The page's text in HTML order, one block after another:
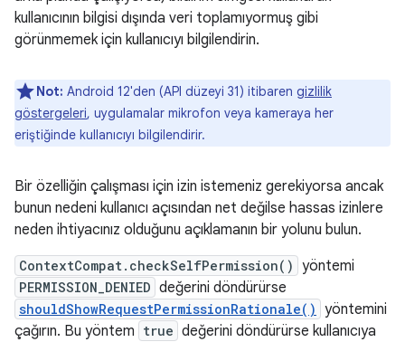
kullanıcının bilgisi dışında veri toplamıyormuş gibi
görünmemek için kullanıcıyı bilgilendirin.
Not: Android 12'den (API düzeyi 31) itibaren gizlilik
göstergeleri, uygulamalar mikrofon veya kameraya her
eriştiğinde kullanıcıyı bilgilendirir.
Bir özelliğin çalışması için izin istemeniz gerekiyorsa ancak
bunun nedeni kullanıcı açısından net değilse hassas izinlere
neden ihtiyacınız olduğunu açıklamanın bir yolunu bulun.
ContextCompat.checkSelfPermission() yöntemi
PERMISSION_DENIED değerini döndürürse
shouldShowRequestPermissionRationale() yöntemini
çağırın. Bu yöntem true değerini döndürürse kullanıcıya